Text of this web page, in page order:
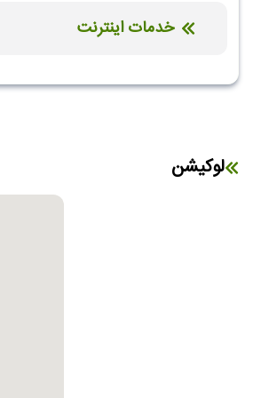
خدمات اینترنت
لوکیشن